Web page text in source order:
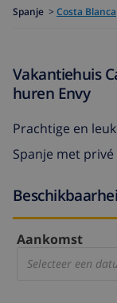
Spanje > Costa Blanca
Vakantiehuis
huren Envy
Prachtige en
Spanje met
Aankomst
Selecteer een